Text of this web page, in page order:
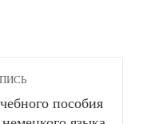
пособия